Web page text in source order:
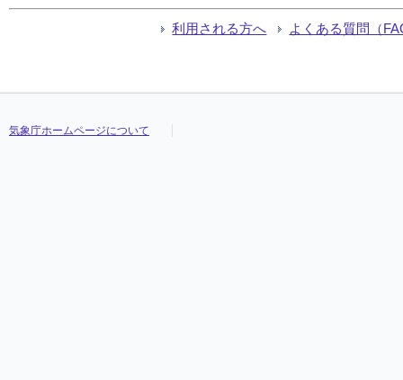
利用される方へ よくある質問（
気象庁ホームページについて